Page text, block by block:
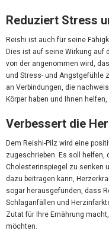
Reduziert Stress
Reishi ist auch für seine
Dies ist auf seine Wirkung
von der angenommen wird,
und Stress- und Angstgefühle
an Verbindungen, die
Körper haben und Ihnen
Verbessert die
Dem Reishi-Pilz wird eine
zugeschrieben. Es soll helfen,
Cholesterinspiegel zu senken
dazu beitragen kann,
sogar herausgefunden, dass
Schlaganfällen und
Zutat für Ihre Ernährung
möchten.